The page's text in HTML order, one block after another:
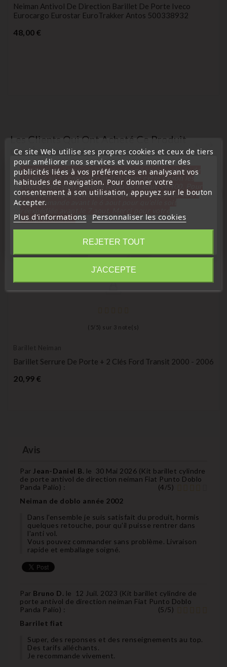
Neiman Antivol De Direction Barillet De Porte Iveco
Eurocargo Eurostar EuroTrakker Antos 500338932
48,00 €
Les Clients Qui Ont Acheté Ce Produit
Ont Également Acheté :
( 5/ 5) sur 3 note(s)
Barillet Neiman
Barillet Serrure De Porte + 2 Clés Ford Transit 2000 - 2006
20,99 €
favorite_border
Avis
Par Jean-Daniel B. le 30 Mai 2026 (Kit barillet cylindre
de porte antivol de direction neiman Fiat Punto Doblo
Panda Palio) : (4/5)
Neiman de doblo année 2002
Dans l'ensemble je suis satisfait du produit, hormis
quelques retouche, pour qu'il puisse rentrer dans
l'anti vol.
Vous pouvez commander sans problème. Livraison
rapide et emballage soigné.
Par Bruno D. le 12 Juil. 2023 (Kit barillet cylindre de
porte antivol de direction neiman Fiat Punto Doblo
Panda Palio) : (5/5)
Barrilet fiat
Super, des reponses et des renseignements au top.
Des tarifs alléchants.
Je recommande vivement.
Ce site Web utilise ses propres cookies et ceux de tiers
pour améliorer nos services et vous montrer des
publicités liées à vos préférences en analysant vos
habitudes de navigation. Pour donner votre
consentement à son utilisation, appuyez sur le bouton
Accepter.
Plus d'informations Personnaliser les cookies
REJETER TOUT
J'ACCEPTE
« Attention, notre société sera fermée pour congés du
10 aout au 1 septembre inclus. Pour cette raison les
commandes sont traitées jusqu'au 7 aout 14H00. Pour
le service réparation nous devons réceptionner votre
télécommande avant le 6 aout pour qu'elle soit
compréhension»
Fermer
Information